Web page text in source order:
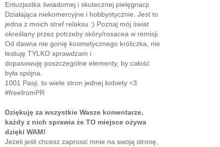
Entuzjastka świadomej i skutecznej pielęgnacji.
Działająca niekomercyjne i hobbystycznie. Jest to
jedna z moich stref relaksu :) Poznaj mój świat
określany przez potrzeby skóry/rosacea w remisji.
Od dawna nie gonię kosmetycznego króliczka, nie
testuję TYLKO sprawdzam i
dopasowuję poszczególne elementy, by całość
była spójna.
1001 Pasji, to wiele stron jednej kobiety <3
#freefromPR
Dziękuję za wszystkie Wasze komentarze,
każdy z nich sprawia że TO miejsce ożywa
dzięki WAM!
Jeżeli jeśli chcesz zaprosić mnie na swoją stronę,